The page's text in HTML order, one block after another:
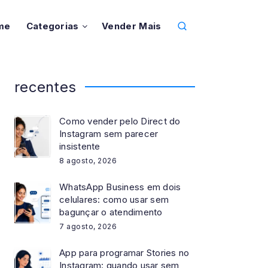
Categorias Vender Mais
recentes
Como vender pelo Direct do
Instagram sem parecer
insistente
8 agosto, 2026
WhatsApp Business em dois
celulares: como usar sem
bagunçar o atendimento
7 agosto, 2026
App para programar Stories no
Instagram: quando usar sem